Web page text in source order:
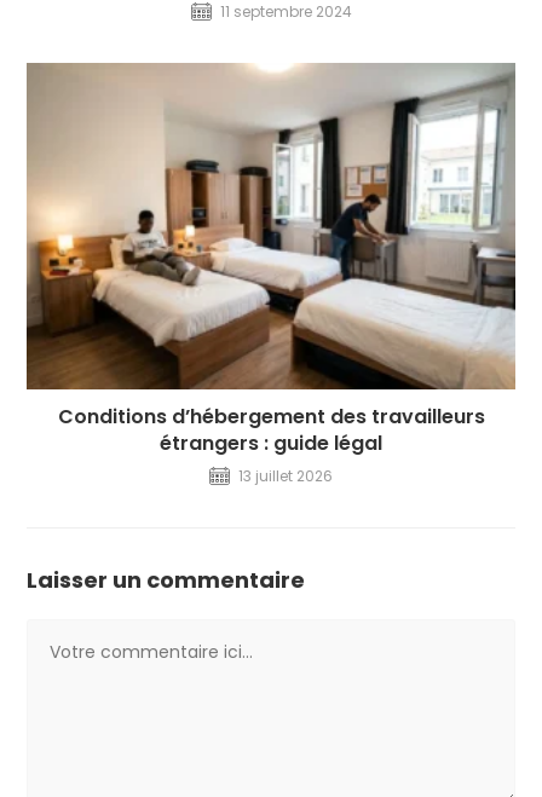
11 septembre 2024
Conditions d’hébergement des travailleurs
étrangers : guide légal
13 juillet 2026
Laisser un commentaire